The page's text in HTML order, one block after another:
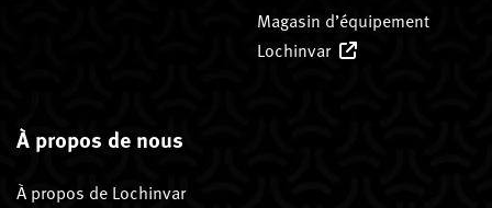
Magasin d’équipement
Lochinvar
À propos de nous
À propos de Lochinvar